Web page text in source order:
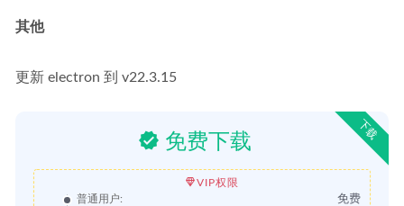
其他
更新 electron 到 v22.3.15
下载
免费下载
VIP权限
普通用户:
免费